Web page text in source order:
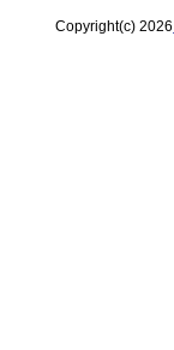
Copyright(c) 2026